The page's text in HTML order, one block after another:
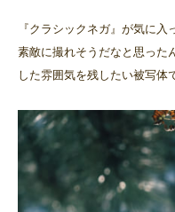
『クラシックネガ』が気に
素敵に撮れそうだなと思った
した雰囲気を残したい被写体